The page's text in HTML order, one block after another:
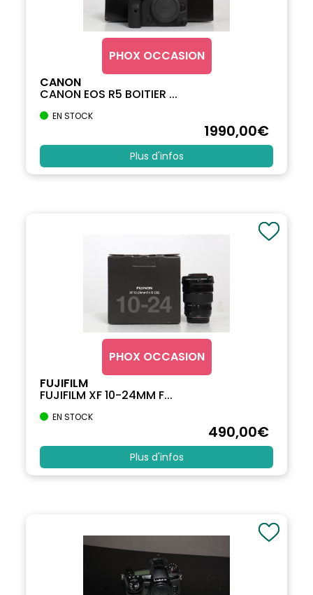
PHOX OCCASION
CANON
CANON EOS R5 BOITIER ...
EN STOCK
1990,00€
Plus d'infos
PHOX OCCASION
FUJIFILM
FUJIFILM XF 10-24MM F...
EN STOCK
490,00€
Plus d'infos